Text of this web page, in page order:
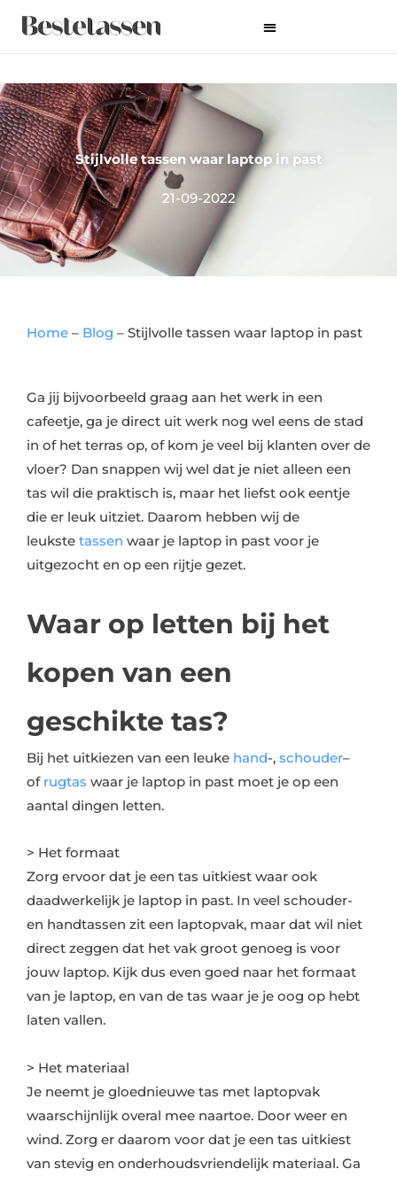
naar
de
inhoud
Stijlvolle tassen waar laptop in past
21-09-2022
Home – Blog – Stijlvolle tassen waar laptop in past
Ga jij bijvoorbeeld graag aan het werk in een
cafeetje, ga je direct uit werk nog wel eens de stad
in of het terras op, of kom je veel bij klanten over de
vloer? Dan snappen wij wel dat je niet alleen een
tas wil die praktisch is, maar het liefst ook eentje
die er leuk uitziet. Daarom hebben wij de
leukste tassen waar je laptop in past voor je
uitgezocht en op een rijtje gezet.
Waar op letten bij het
kopen van een
geschikte tas?
Bij het uitkiezen van een leuke hand-, schouder–
of rugtas waar je laptop in past moet je op een
aantal dingen letten.
> Het formaat
Zorg ervoor dat je een tas uitkiest waar ook
daadwerkelijk je laptop in past. In veel schouder-
en handtassen zit een laptopvak, maar dat wil niet
direct zeggen dat het vak groot genoeg is voor
jouw laptop. Kijk dus even goed naar het formaat
van je laptop, en van de tas waar je je oog op hebt
laten vallen.
> Het materiaal
Je neemt je gloednieuwe tas met laptopvak
waarschijnlijk overal mee naartoe. Door weer en
wind. Zorg er daarom voor dat je een tas uitkiest
van stevig en onderhoudsvriendelijk materiaal. Ga